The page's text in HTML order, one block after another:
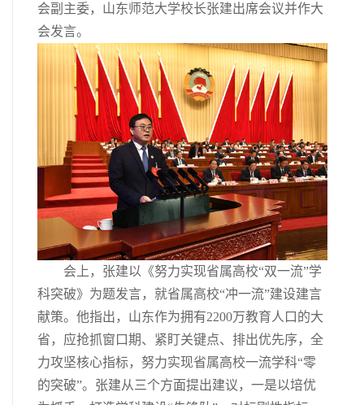
会副主委，山东师范大学校长张建出席会议并作大
会发言。
会上，张建以《努力实现省属高校“双一流”学
科突破》为题发言，就省属高校“冲一流”建设建言
献策。他指出，山东作为拥有2200万教育人口的大
省，应抢抓窗口期、紧盯关键点、排出优先序，全
力攻坚核心指标，努力实现省属高校一流学科“零
的突破”。张建从三个方面提出建议，一是以培优